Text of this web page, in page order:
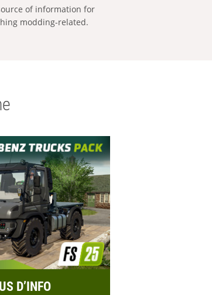
of information for
modding-related.
D’INFO